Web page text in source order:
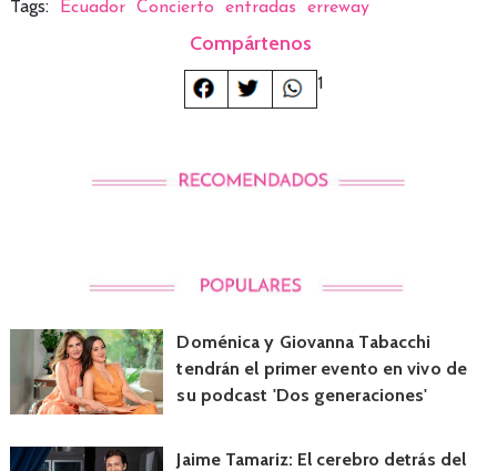
Tags: Ecuador Concierto entradas erreway
Compártenos
1
Doménica y Giovanna Tabacchi
tendrán el primer evento en vivo de
su podcast 'Dos generaciones'
Jaime Tamariz: El cerebro detrás del